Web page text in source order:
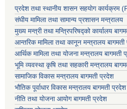
प्रदेश तथा स्थानीय शासन सहयाेग कार्यक्रम
संघीय मामिला तथा सामान्य प्रशासन मन्त्रालय
मुख्य मन्त्री तथा मन्त्रिपरिषद्को कार्यालय
आन्तरिक मामिला तथा कानून मन्त्रालय
आर्थिक मामिला तथा योजना मन्त्रालय बागमती
भूमि व्यवस्था कृषि तथा सहकारी मन्त्रालय
सामाजिक विकास मन्त्रालय बागमती प्रदेश
भौतिक पूर्वाधार विकास मन्त्रालय बागमती प्रदेश
नीति तथा योजना आयोग बागमती प्रदेश